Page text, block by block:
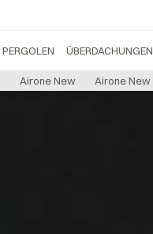
ÜBERDACHUNGEN
Airone New Airone New